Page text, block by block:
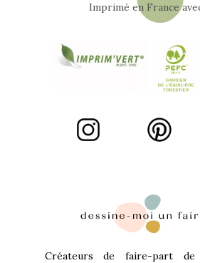
Imprimé en France
Créateurs de faire-part de